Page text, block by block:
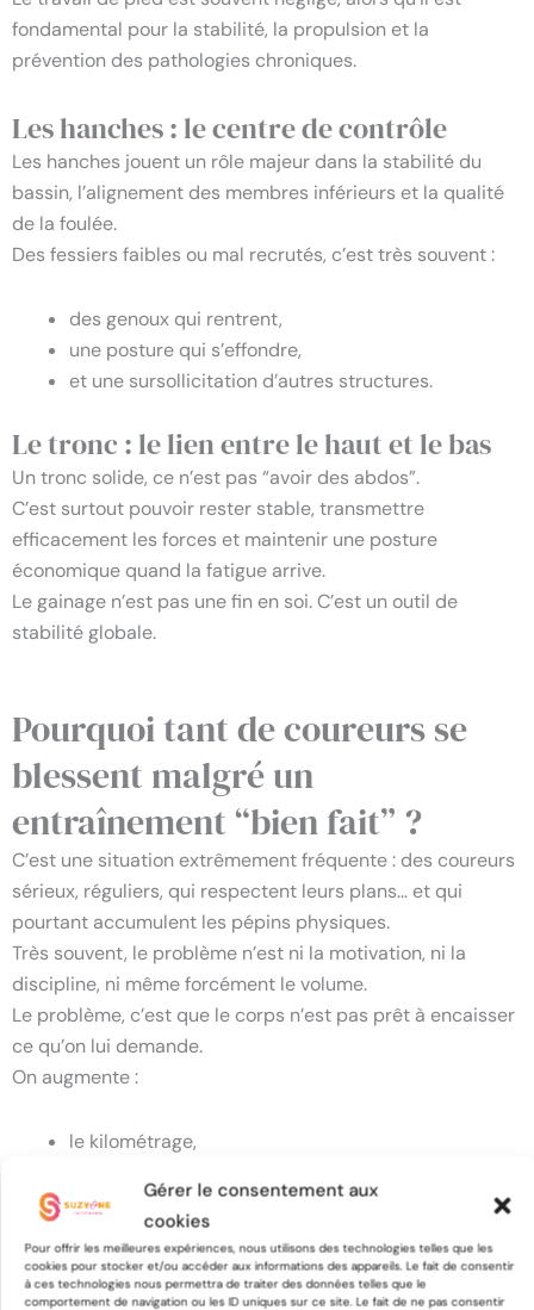
Gérer le consentement aux
cookies
Pour offrir les meilleures expériences, nous utilisons des technologies telles que les
cookies pour stocker et/ou accéder aux informations des appareils. Le fait de consentir
à ces technologies nous permettra de traiter des données telles que le
comportement de navigation ou les ID uniques sur ce site. Le fait de ne pas consentir
fondamental pour la stabilité, la propulsion et la
prévention des pathologies chroniques.
Les hanches : le centre de contrôle
Les hanches jouent un rôle majeur dans la stabilité du
bassin, l’alignement des membres inférieurs et la qualité
de la foulée.
Des fessiers faibles ou mal recrutés, c’est très souvent :
des genoux qui rentrent,
une posture qui s’effondre,
et une sursollicitation d’autres structures.
Le tronc : le lien entre le haut et le bas
Un tronc solide, ce n’est pas “avoir des abdos”.
C’est surtout pouvoir rester stable, transmettre
efficacement les forces et maintenir une posture
économique quand la fatigue arrive.
Le gainage n’est pas une fin en soi. C’est un outil de
stabilité globale.
Pourquoi tant de coureurs se
blessent malgré un
entraînement “bien fait” ?
C’est une situation extrêmement fréquente : des coureurs
sérieux, réguliers, qui respectent leurs plans… et qui
pourtant accumulent les pépins physiques.
Très souvent, le problème n’est ni la motivation, ni la
discipline, ni même forcément le volume.
Le problème, c’est que le corps n’est pas prêt à encaisser
ce qu’on lui demande.
On augmente :
le kilométrage,
la fréquence,
…sans toujours augmenter la capacité de soutien du
système.